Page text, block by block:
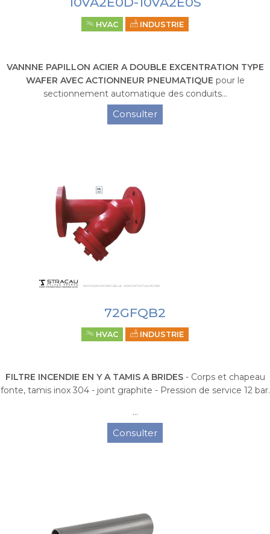
HVAC INDUSTRIE
VANNNE PAPILLON ACIER A DOUBLE EXCENTRATION TYPE
WAFER AVEC ACTIONNEUR PNEUMATIQUE pour le
sectionnement automatique des conduits...
Consulter
72GFQB2
HVAC INDUSTRIE
FILTRE INCENDIE EN Y A TAMIS A BRIDES- Corps et chapeau
fonte, tamis inox 304 - joint graphite - Pression de service 12 bar.
...
Consulter